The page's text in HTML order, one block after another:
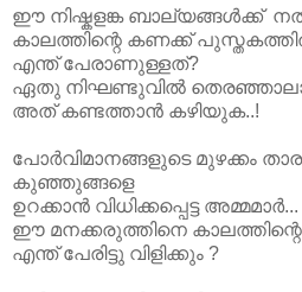
ഈ നിഷ്കളങ്ക ബാല്യങ്ങൾക്ക്
കാലത്തിന്റെ കണക്ക്
എന്ത് പേരാണുള്ളത്?
ഏതു നിഘണ്ടുവിൽ
അത് കണ്ടത്താൻ കഴിയുക..!
പോർവിമാനങ്ങളുടെ മുഴക്കം
കുഞ്ഞുങ്ങളെ
ഉറക്കാൻ വിധിക്കപ്പെട്ട അമ്മമാർ...
ഈ മനക്കരുത്തിനെ
എന്ത് പേരിട്ടു വിളിക്കും ?